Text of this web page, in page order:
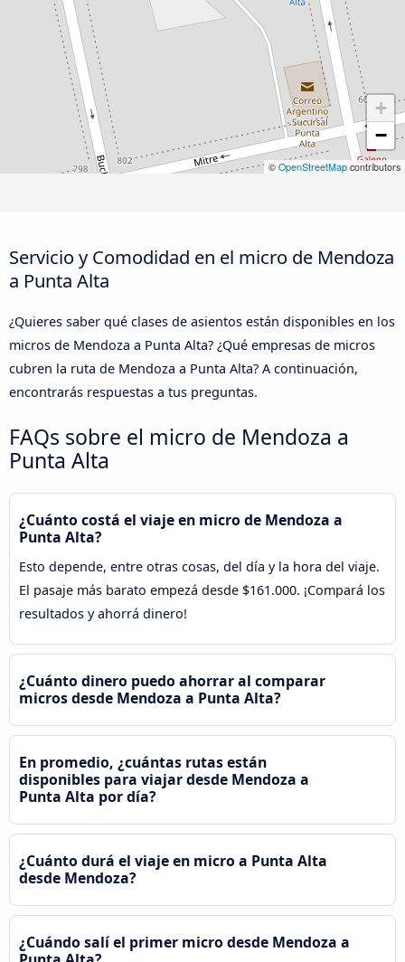
+
−
© OpenStreetMapcontributors
Servicio y Comodidad en el micro de Mendoza
a Punta Alta
¿Quieres saber qué clases de asientos están disponibles en los
micros de Mendoza a Punta Alta? ¿Qué empresas de micros
cubren la ruta de Mendoza a Punta Alta? A continuación,
encontrarás respuestas a tus preguntas.
FAQs sobre el micro de Mendoza a
Punta Alta
¿Cuánto costá el viaje en micro de Mendoza a
Punta Alta?
Esto depende, entre otras cosas, del día y la hora del viaje.
El pasaje más barato empezá desde $161.000. ¡Compará los
resultados y ahorrá dinero!
¿Cuánto dinero puedo ahorrar al comparar
micros desde Mendoza a Punta Alta?
En promedio, ¿cuántas rutas están
disponibles para viajar desde Mendoza a
Punta Alta por día?
¿Cuánto durá el viaje en micro a Punta Alta
desde Mendoza?
¿Cuándo salí el primer micro desde Mendoza a